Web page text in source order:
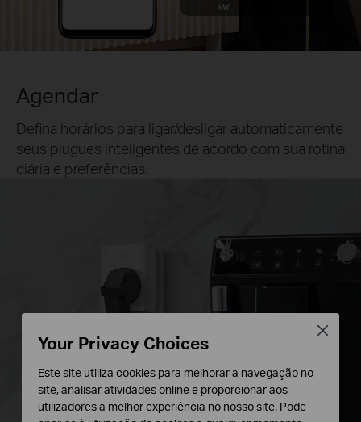
kW
Agendar
Defina horários para ligar/desligar automaticamente
seus plugues inteligentes de acordo com sua rotina
diária e preferências.
Your Privacy Choices
Este site utiliza cookies para melhorar a navegação no
site, analisar atividades online e proporcionar aos
utilizadores a melhor experiência no nosso site. Pode
Close